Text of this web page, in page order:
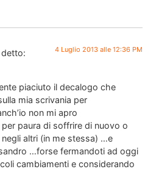
detto: 4 Luglio 2013 alle 12:36 PM
piaciuto il decalogo che
mia scrivania per
non mi apro
paura di soffrire di nuovo o
altri (in me stessa) …e
…forse fermandoti ad oggi
cambiamenti e considerando